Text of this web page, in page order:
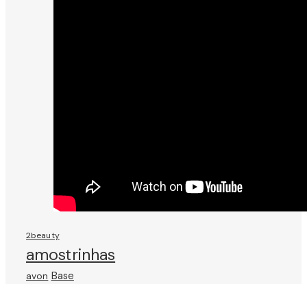
2beauty
amostrinhas
avon Base